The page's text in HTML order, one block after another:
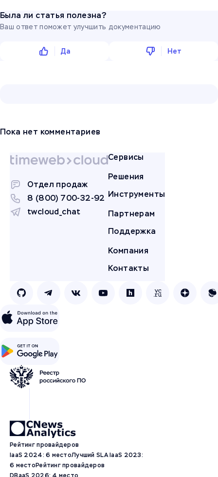
Была ли статья полезна?
Ваш ответ поможет улучшить документацию
Да Нет
Пока нет комментариев
Отдел продаж
8 (800) 700-32-92
twcloud_chat
Сервисы
Решения
Инструменты
Партнерам
Поддержка
Компания
Контакты
Рейтинг провайдеров
IaaS 2024: 6 местоЛучший SLA IaaS 2023:
6 местоРейтинг провайдеров